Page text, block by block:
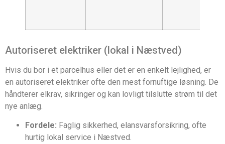
Autoriseret elektriker (lokal i Næstved)
Hvis du bor i et parcelhus eller det er en enkelt lejlighed, er
en autoriseret elektriker ofte den mest fornuftige løsning. De
håndterer elkrav, sikringer og kan lovligt tilslutte strøm til det
nye anlæg.
Fordele: Faglig sikkerhed, elansvarsforsikring, ofte
hurtig lokal service i Næstved.